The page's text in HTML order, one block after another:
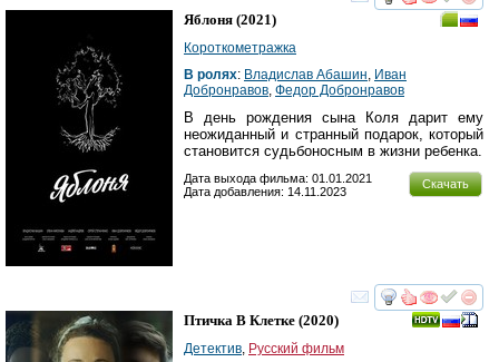
смотреть
Яблоня (2021)
Короткометражка
В ролях: Владислав Абашин, Иван
Добронравов, Федор Добронравов
В день рождения сына Коля дарит ему
неожиданный и странный подарок, который
становится судьбоносным в жизни ребенка.
Скачать
Дата выхода фильма: 01.01.2021
Дата добавления: 14.11.2023
смотреть
Птичка В Клетке (2020)
Детектив, Русский фильм